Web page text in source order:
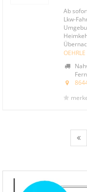
Ab
Lkw-